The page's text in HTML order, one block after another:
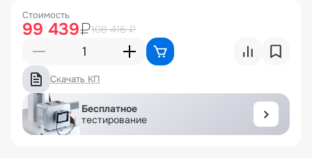
Стоимость
99 439₽108 416 ₽
Скачать КП
Бесплатное
тестирование